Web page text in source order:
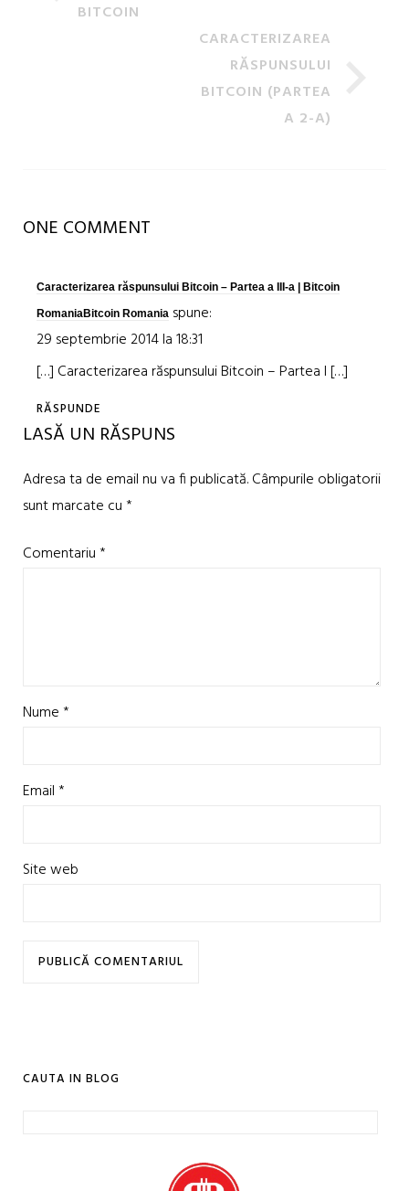
BITCOIN
CARACTERIZAREA
RĂSPUNSULUI
BITCOIN (PARTEA
A 2-A)
ONE COMMENT
Caracterizarea răspunsului Bitcoin – Partea a III-a | Bitcoin
RomaniaBitcoin Romania spune:
29 septembrie 2014 la 18:31
[…] Caracterizarea răspunsului Bitcoin – Partea I […]
RĂSPUNDE
LASĂ UN RĂSPUNS
Adresa ta de email nu va fi publicată.Câmpurile obligatorii
sunt marcate cu*
Comentariu*
Nume*
Email*
Site web
CAUTA IN BLOG